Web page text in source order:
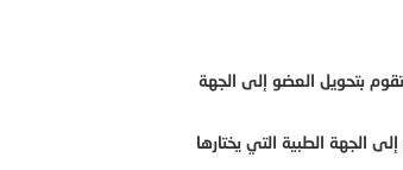
بتحويل العضو إلى الجهة
الجهة الطبية التي يختارها